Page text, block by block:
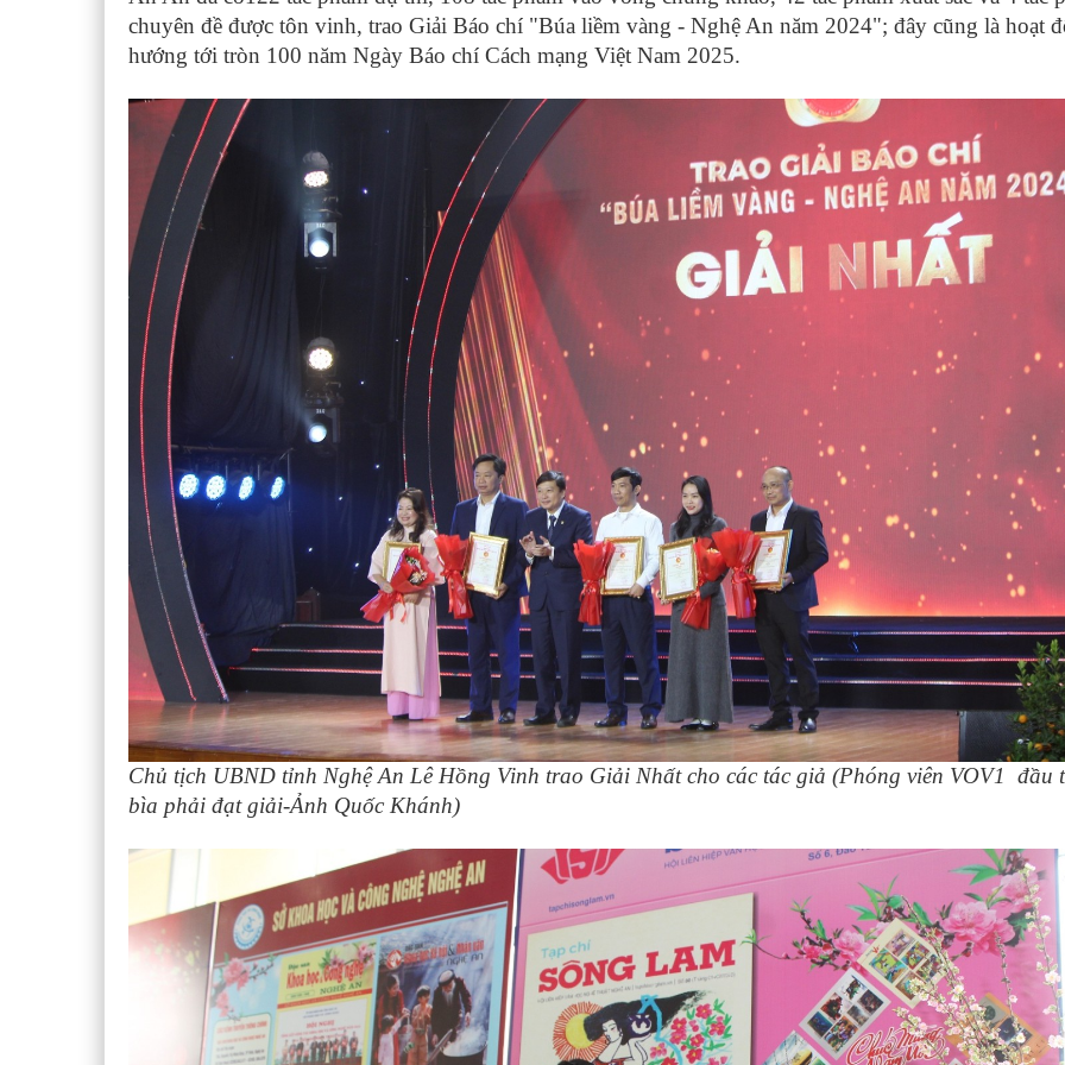
chuyên đề được tôn vinh, trao Giải Báo chí "Búa liềm vàng - Nghệ An năm 2024"; đây cũng là hoạt
hướng tới tròn 100 năm Ngày Báo chí Cách mạng Việt Nam 2025.
Chủ tịch UBND tỉnh Nghệ An Lê Hồng Vinh trao Giải Nhất cho các tác giả (Phóng viên VOV1 đầu
bìa phải đạt giải-Ảnh Quốc Khánh)